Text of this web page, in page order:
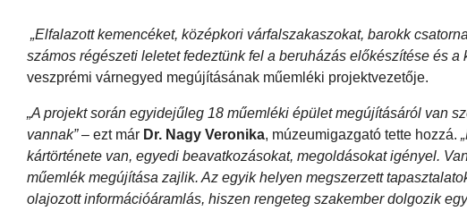
„Elfalazott kemencéket, középkori várfalszakaszokat, barokk
számos régészeti leletet fedeztünk fel a beruházás előkészítése és a
veszprémi várnegyed megújításának műemléki projektvezetője.
„A projekt során egyidejűleg 18 műemléki épület megújításáról van
vannak”– ezt már Dr. Nagy Veronika, múzeumigazgató tette hozzá.
kártörténete van, egyedi beavatkozásokat, megoldásokat igényel.
műemlék megújítása zajlik. Az egyik helyen megszerzett
olajozott információáramlás, hiszen rengeteg szakember dolgozik